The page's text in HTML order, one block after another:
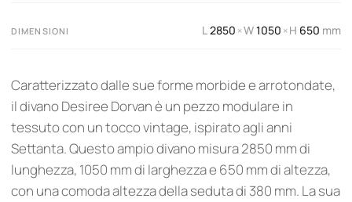
DIMENSIONI L2850 ×W1050 ×H 650 mm
Caratterizzato dalle sue forme morbide e arrotondate,
il divano Desiree Dorvan è un pezzo modulare in
tessuto con un tocco vintage, ispirato agli anni
Settanta. Questo ampio divano misura 2850 mm di
lunghezza, 1050 mm di larghezza e 650 mm di altezza,
con una comoda altezza della seduta di 380 mm. La sua